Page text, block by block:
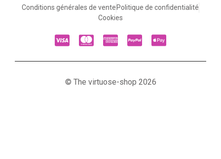
Conditions générales de vente Politique de confidentialité
Cookies
© The virtuose-shop 2026